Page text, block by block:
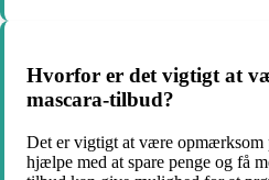
Hvorfor er det vigtigt at
mascara-tilbud?
Det er vigtigt at være opmærksom
hjælpe med at spare penge og få